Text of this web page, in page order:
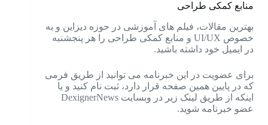
منابع کمکی طراحی
بهترین مقالات، فیلم های آموزشی در حوزه دیزاین و به
خصوص UI/UX و منابع کمکی طراحی را هر پنجشنبه
در ایمیل خود داشته باشید.
برای عضویت در این خبرنامه می توانید از طریق فرمی
که در پایین همین صفحه قرار دارد، ثبت نام کنید و یا
اینکه از طریق لینک زیر در وبسایت DexignerNews
عضو خبرنامه شوید.